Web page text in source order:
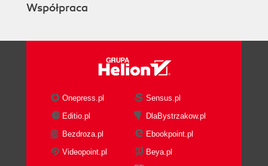
Współpraca
Onepress.pl
Sensus.pl
Editio.pl
DlaBystrzakow.pl
Bezdroza.pl
Ebookpoint.pl
Videopoint.pl
Beya.pl